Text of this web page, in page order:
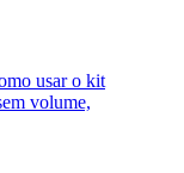
usar o kit
volume,